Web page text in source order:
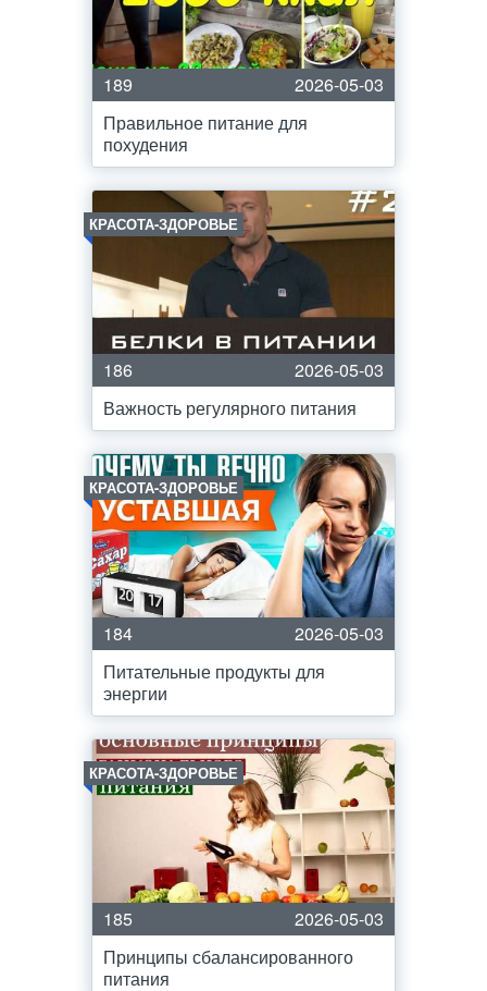
189
2026-05-03
Правильное питание для
похудения
КРАСОТА-ЗДОРОВЬЕ
186
2026-05-03
Важность регулярного питания
КРАСОТА-ЗДОРОВЬЕ
184
2026-05-03
Питательные продукты для
энергии
КРАСОТА-ЗДОРОВЬЕ
185
2026-05-03
Принципы сбалансированного
питания